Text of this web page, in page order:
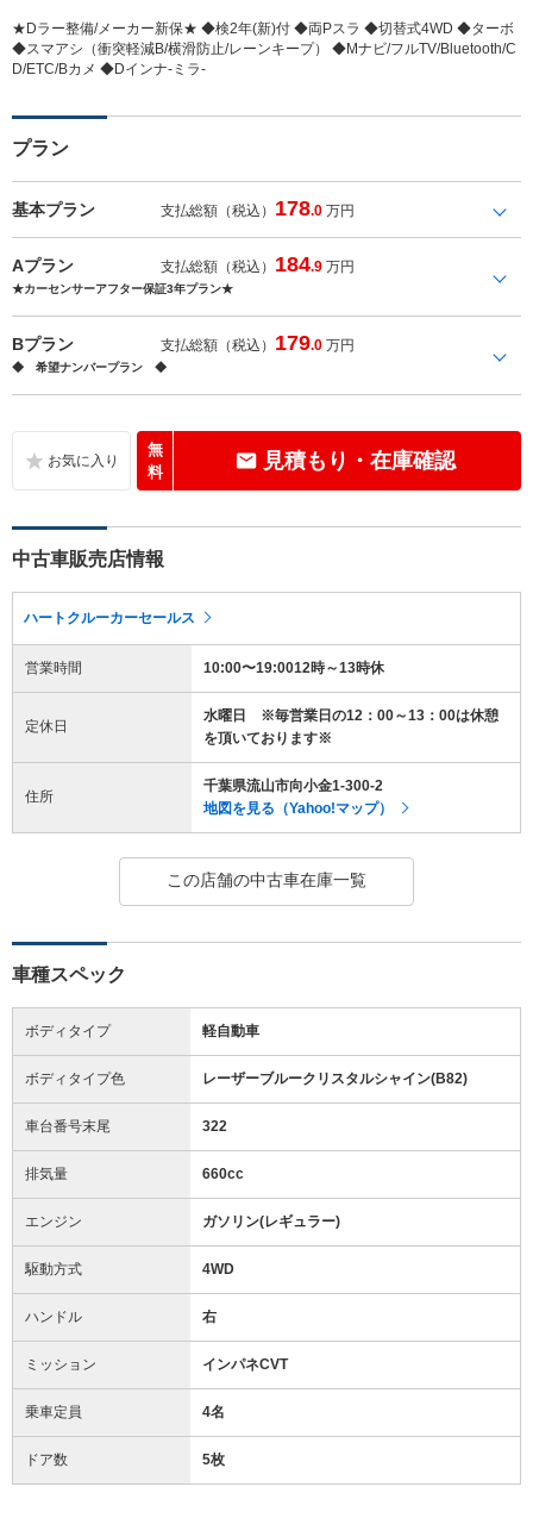
★Dラー整備/メーカー新保★ ◆検2年(新)付 ◆両Pスラ ◆切替式4WD ◆ターボ
◆スマアシ（衝突軽減B/横滑防止/レーンキープ） ◆Mナビ/フルTV/Bluetooth/C
D/ETC/Bカメ ◆Dインナ-ミラ-
プラン
基本プラン 支払総額（税込） 178.0 万円
Aプラン 支払総額（税込） 184.9 万円
★カーセンサーアフター保証3年プラン★
Bプラン 支払総額（税込） 179.0 万円
◆ 希望ナンバープラン ◆
無
料
見積もり・在庫確認
中古車販売店情報
ハートクルーカーセールス
営業時間 10:00〜19:0012時～13時休
定休日
水曜日 ※毎営業日の12：00～13：00は休憩
を頂いております※
住所
千葉県流山市向小金1-300-2
地図を見る（Yahoo!マップ）
この店舗の中古車在庫一覧
車種スペック
ボディタイプ 軽自動車
ボディタイプ色 レーザーブルークリスタルシャイン(B82)
車台番号末尾 322
排気量 660cc
エンジン ガソリン(レギュラー)
駆動方式 4WD
ハンドル 右
ミッション インパネCVT
乗車定員 4名
ドア数 5枚